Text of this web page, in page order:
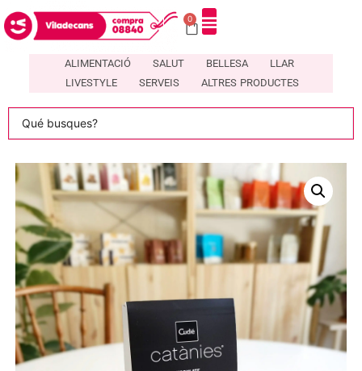
0
ALIMENTACIÓ SALUT BELLESA
LLAR
LIVESTYLE
SERVEIS ALTRES PRODUCTES